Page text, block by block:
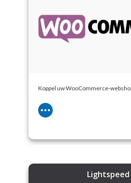
Koppel uw WooCommerce-
Lightspeed